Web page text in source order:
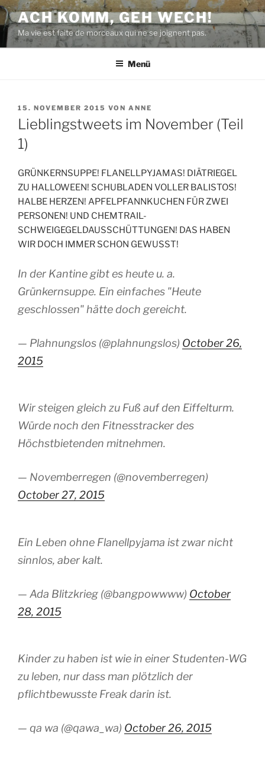
Zum
Inhalt
springen
ACH KOMM, GEH WECH!
Ma vie est faite de morceaux qui ne se joignent pas.
Menü
VERÖFFENTLICHT
AM
15. NOVEMBER 2015 VON ANNE
Lieblingstweets im November (Teil
1)
GRÜNKERNSUPPE! FLANELLPYJAMAS! DIÄTRIEGEL
ZU HALLOWEEN! SCHUBLADEN VOLLER BALISTOS!
HALBE HERZEN! APFELPFANNKUCHEN FÜR ZWEI
PERSONEN! UND CHEMTRAIL-
SCHWEIGEGELDAUSSCHÜTTUNGEN! DAS HABEN
WIR DOCH IMMER SCHON GEWUSST!
In der Kantine gibt es heute u. a.
Grünkernsuppe. Ein einfaches "Heute
geschlossen" hätte doch gereicht.
— Plahnungslos (@plahnungslos) October 26,
2015
Wir steigen gleich zu Fuß auf den Eiffelturm.
Würde noch den Fitnesstracker des
Höchstbietenden mitnehmen.
— Novemberregen (@novemberregen)
October 27, 2015
Ein Leben ohne Flanellpyjama ist zwar nicht
sinnlos, aber kalt.
— Ada Blitzkrieg (@bangpowwww) October
28, 2015
Kinder zu haben ist wie in einer Studenten-WG
zu leben, nur dass man plötzlich der
pflichtbewusste Freak darin ist.
— qa wa (@qawa_wa) October 26, 2015